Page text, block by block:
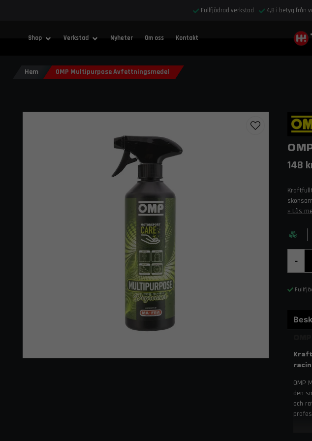
Fullfjädrad verkstad 4,8 i betyg från
Shop Verkstad Nyheter Om oss Kontakt
Hem OMP Multipurpose Avfettningsmedel
148
Läs
-
OMP
den
och